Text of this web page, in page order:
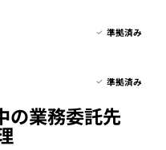
準拠済み
準拠済み
の業務委託先